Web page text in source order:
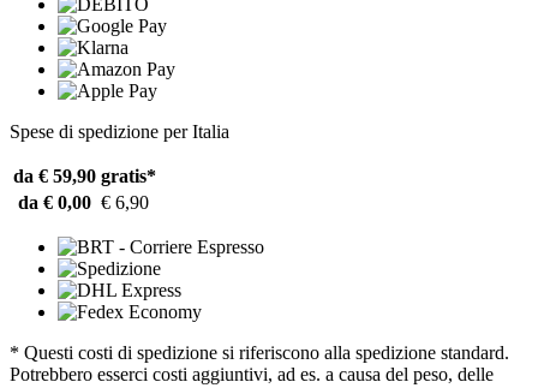
Spese di spedizione per Italia
da € 59,90 gratis*
da € 0,00 € 6,90
* Questi costi di spedizione si riferiscono alla spedizione standard.
Potrebbero esserci costi aggiuntivi, ad es. a causa del peso, delle